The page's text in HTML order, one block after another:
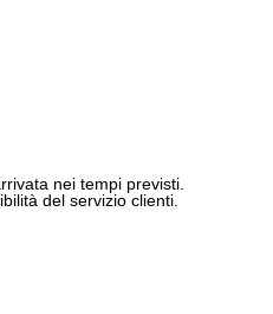
nei tempi previsti.
del servizio clienti.